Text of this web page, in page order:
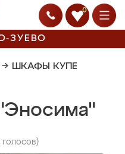
0
ЗУЕВО
→ ШКАФЫ КУПЕ
голосов)